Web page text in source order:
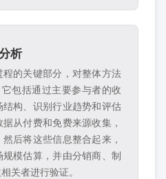
析
的关键部分，对整体方法
包括通过主要参与者的收
构、识别行业趋势和评估
从付费和免费来源收集，
后将这些信息整合起来，
模估算，并由分销商、制
关者进行验证。